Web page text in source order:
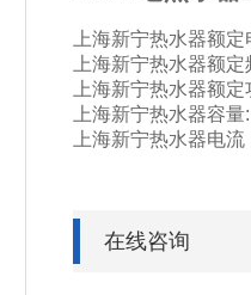
上海新宁热水器额
上海新宁热水器额
上海新宁热水器额
上海新宁热水器容
上海新宁热水器电
在线咨询